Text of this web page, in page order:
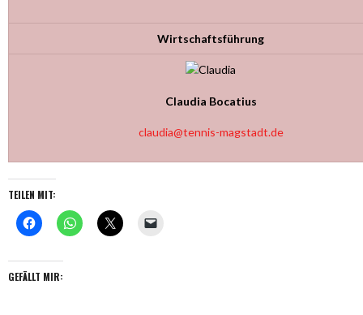
Wirtschaftsführung
Claudia Bocatius
claudia@tennis-magstadt.de
TEILEN MIT:
GEFÄLLT MIR: